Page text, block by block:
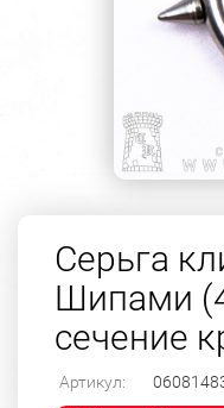
Серьга
Шипами
сечение
Артикул: